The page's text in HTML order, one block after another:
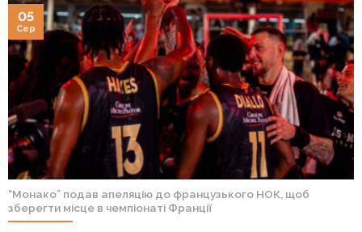
“Монако” подав апеляцію до французького НОК, щоб
зберегти місце в чемпіонаті Франції
05
Сер